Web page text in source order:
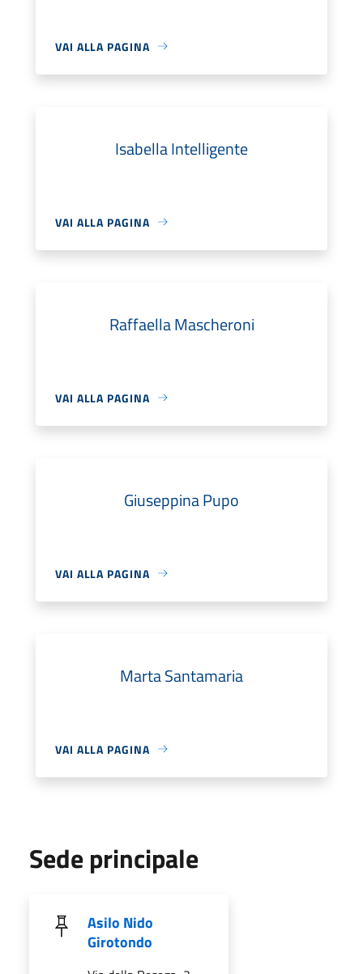
VAI ALLA PAGINA
Isabella Intelligente
VAI ALLA PAGINA
Raffaella Mascheroni
VAI ALLA PAGINA
Giuseppina Pupo
VAI ALLA PAGINA
Marta Santamaria
VAI ALLA PAGINA
Sede principale
Asilo Nido
Girotondo